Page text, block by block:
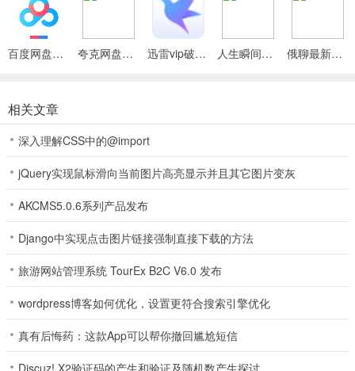
北京市政协(政协履职平台)功能
1、能及时推送政协最新新闻，让用户第一时间知晓，方便了解政协动
作开展。
3、提供便捷学习渠道，让用户学习更轻松，提升自身思想水平。
4、用户可通过应用了解政协会议信息，详细知晓会议内容。
5、支持智能提醒工作日程，合理安排时间，使工作更加高效。
北京市政协(政协履职平台)使用说明
1. 工作台安全对接组织应用及业务系统，打造移动工作统一入口。
2. 具备等保三级安全认证，提高组织信息安全防护能力。
3. 可实现跨组织即时通讯，打通上下游产业链，构建企业生态圈。
百度网盘绿色免安装Pc电脑版 夸克网盘官方正式版 迅雷vip破解版永久会员2024版 人生瞬间最新手机版 俄聊最新手机版
相关文章
深入理解CSS中的@import
jQuery实现鼠标滑向当前图片高亮显示并且其它图片变灰
AKCMS5.0.6系列产品发布
Django中实现点击图片链接强制直接下载的方法
旅游网站管理系统 TourEx B2C V6.0 发布
wordpress博客如何优化，设置更符合搜索引擎优化
真有后悔药：这款App可以帮你撤回尴尬短信
Discuz! X2验证码的产生和验证及随机数产生探讨